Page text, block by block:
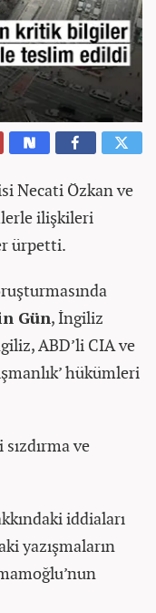
Necati Özkan ve
ilişkileri
ürpetti.
Gün, İngiliz
ABD’li CIA ve
hükümleri
ve
iddiaları
yazışmaların